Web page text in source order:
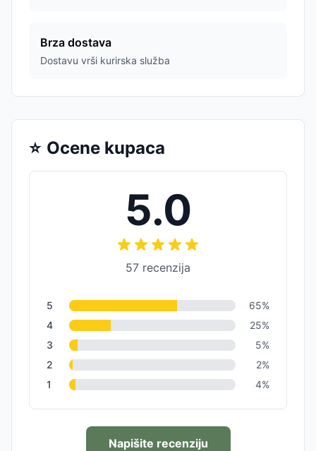
Brza dostava
Dostavu vrši kurirska služba
⭐ Ocene kupaca
5.0
57 recenzija
5 65%
4
25%
3
5%
2
2%
1
4%
Napišite recenziju